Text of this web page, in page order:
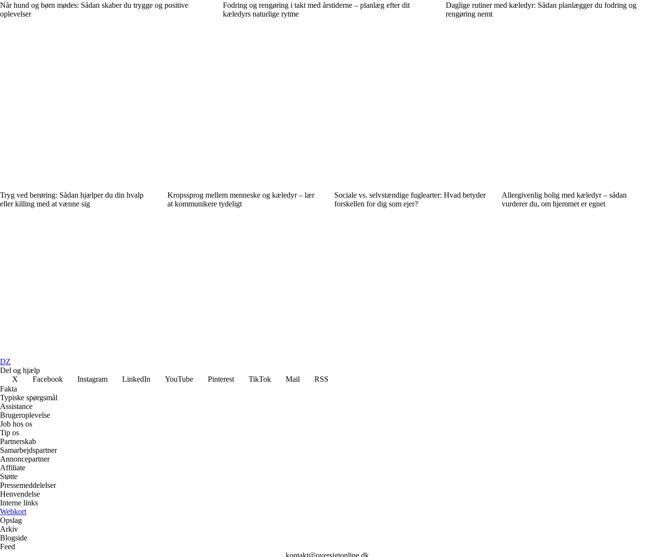
Når hund og børn mødes: Sådan skaber du trygge og positive
oplevelser
Fodring og rengøring i takt med årstiderne – planlæg efter dit
kæledyrs naturlige rytme
Daglige rutiner med kæledyr: Sådan planlægger du fodring og
rengøring nemt
Tryg ved berøring: Sådan hjælper du din hvalp
eller killing med at vænne sig
Kropssprog mellem menneske og kæledyr – lær
at kommunikere tydeligt
Sociale vs. selvstændige fuglearter: Hvad betyder
forskellen for dig som ejer?
Allergivenlig bolig med kæledyr – sådan
vurderer du, om hjemmet er egnet
DZ
Del og hjælp
X
Facebook Instagram LinkedIn YouTube Pinterest TikTok Mail
RSS
Fakta
Typiske spørgsmål
Assistance
Brugeroplevelse
Job hos os
Tip os
Partnerskab
Samarbejdspartner
Annoncepartner
Affiliate
Støtte
Pressemeddelelser
Henvendelse
Interne links
Webkort
Opslag
Arkiv
Blogside
Feed
kontakt@oversigtonline.dk